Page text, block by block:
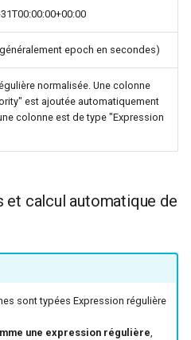
epoch en secondes)
normalisée. Une colonne
est ajoutée automatiquement
colonne est de type "Expression
et calcul automatique de
sont typées Expression régulière
une expression régulière